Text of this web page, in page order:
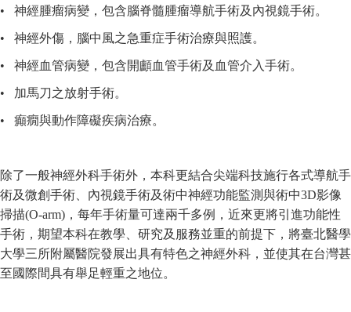
• 神經腫瘤病變，包含腦脊髓腫瘤導航手術及內視鏡手術。
• 神經外傷，腦中風之急重症手術治療與照護。
• 神經血管病變，包含開顱血管手術及血管介入手術。
• 加馬刀之放射手術。
• 癲癇與動作障礙疾病治療。
除了一般神經外科手術外，本科更結合尖端科技施行各式導航手
術及微創手術、內視鏡手術及術中神經功能監測與術中3D影像
掃描(O-arm)，每年手術量可達兩千多例，近來更將引進功能性
手術，期望本科在教學、研究及服務並重的前提下，將臺北醫學
大學三所附屬醫院發展出具有特色之神經外科，並使其在台灣甚
至國際間具有舉足輕重之地位。